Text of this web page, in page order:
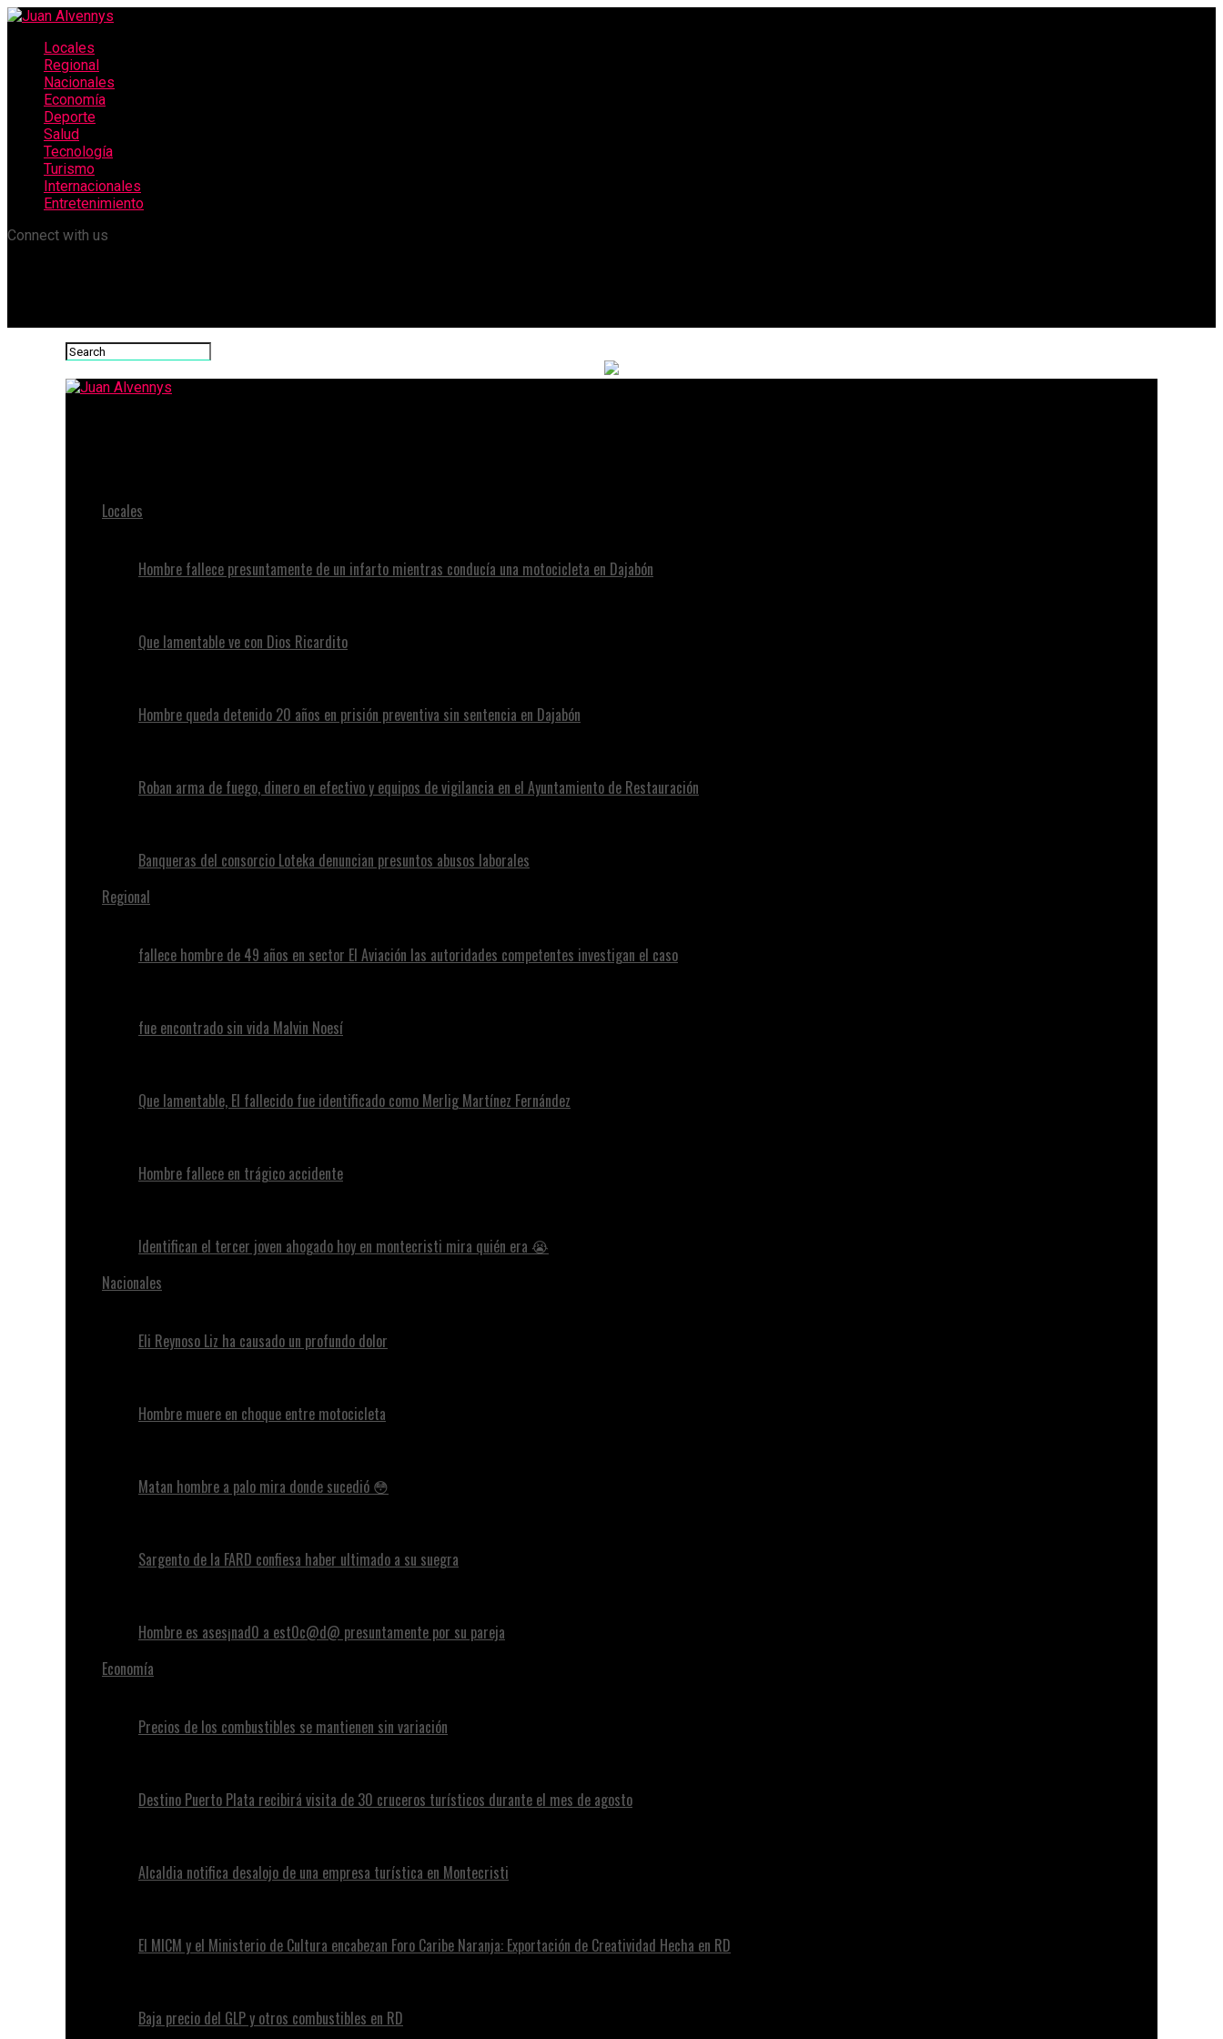
Locales
Regional
Nacionales
Economía
Deporte
Salud
Tecnología
Turismo
Internacionales
Entretenimiento
Connect with us
Locales
Hombre fallece presuntamente de un infarto mientras conducía una motocicleta en Dajabón
Que lamentable ve con Dios Ricardito
Hombre queda detenido 20 años en prisión preventiva sin sentencia en Dajabón
Roban arma de fuego, dinero en efectivo y equipos de vigilancia en el Ayuntamiento de Restauración
Banqueras del consorcio Loteka denuncian presuntos abusos laborales
Regional
fallece hombre de 49 años en sector El Aviación las autoridades competentes investigan el caso
fue encontrado sin vida Malvin Noesí
Que lamentable, El fallecido fue identificado como Merlig Martínez Fernández
Hombre fallece en trágico accidente
Identifican el tercer joven ahogado hoy en montecristi mira quién era 😭
Nacionales
Eli Reynoso Liz ha causado un profundo dolor
Hombre muere en choque entre motocicleta
Matan hombre a palo mira donde sucedió 😳
Sargento de la FARD confiesa haber ultimado a su suegra
Hombre es ases¡nad0 a est0c@d@ presuntamente por su pareja
Economía
Precios de los combustibles se mantienen sin variación
Destino Puerto Plata recibirá visita de 30 cruceros turísticos durante el mes de agosto
Alcaldia notifica desalojo de una empresa turística en Montecristi
El MICM y el Ministerio de Cultura encabezan Foro Caribe Naranja: Exportación de Creatividad Hecha en RD
Baja precio del GLP y otros combustibles en RD